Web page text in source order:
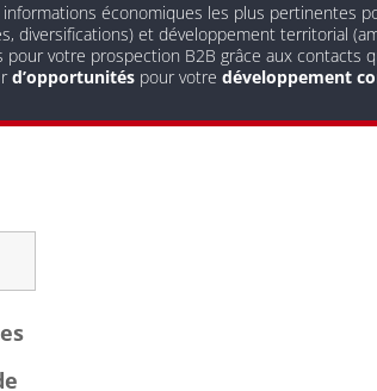
économiques les plus pertinentes
diversifications) et développement territorial
votre prospection B2B grâce aux contacts
d’opportunités pour votre développement